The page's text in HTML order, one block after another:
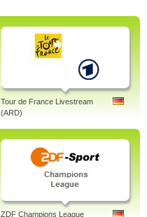
Tour de France Livestream
(ARD)
ZDF Champions League